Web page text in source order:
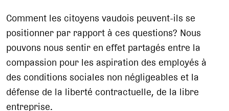
Comment les citoyens vaudois peuvent-ils se
positionner par rapport à ces questions? Nous
pouvons nous sentir en effet partagés entre la
compassion pour les aspiration des employés à
des conditions sociales non négligeables et la
défense de la liberté contractuelle, de la libre
entreprise.